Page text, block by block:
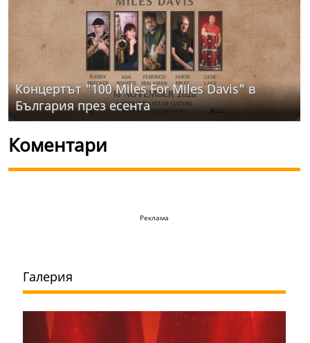
Концертът "100 Miles For Miles Davis" в
България през есента
Коментари
Реклама
Галерия